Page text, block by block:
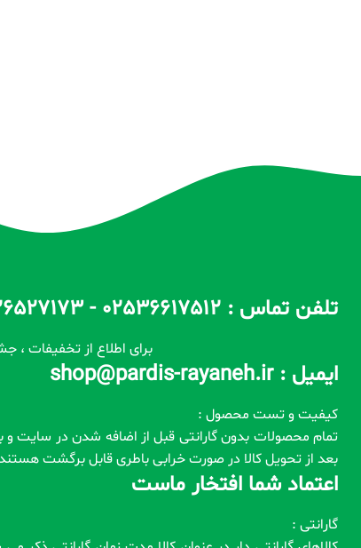
تلفن تماس : 02536617512 - 09126527173 - 09100557173 ساعات پاسخگویی : 10 الی 14 / 17 الی 22
برای اطلاع از تخفیفات ،
ایمیل : shop@pardis-rayaneh.ir
کیفیت و تست محصول :
بعد از تحویل کالا در صورت خرابی باطری قابل برگشت
اعتماد شما افتخار ماست
گارانتی :